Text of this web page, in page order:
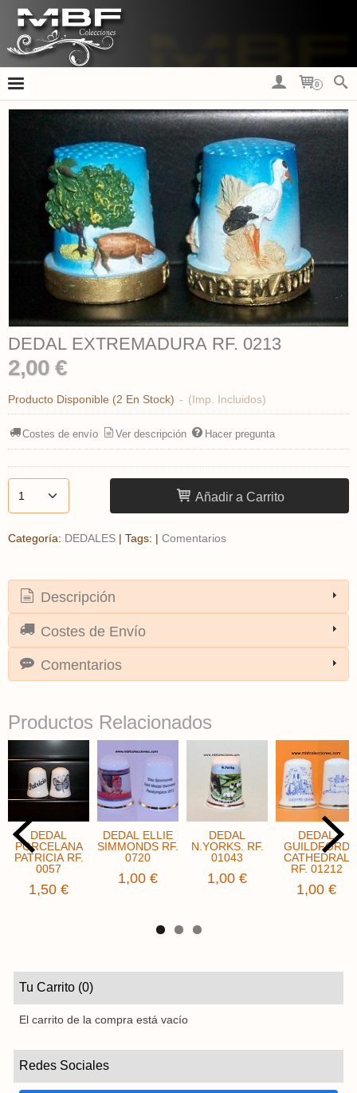
0
Tu Carrito (0)
El carrito de la compra está vacío
Redes Sociales
DEDAL EXTREMADURA RF. 0213
2,00 €
Producto Disponible (2 En Stock) - (Imp. Incluidos)
Costes de envío Ver descripción Hacer pregunta
Añadir a Carrito
Categoría: DEDALES | Tags: | Comentarios
Descripción
Costes de Envío
Comentarios
Productos Relacionados
DEDAL
PORCELANA
PATRICIA RF.
0057
1,50 €
DEDAL ELLIE
SIMMONDS RF.
0720
1,00 €
DEDAL
N.YORKS. RF.
01043
1,00 €
DEDAL
GUILDFORD
CATHEDRAL
RF. 01212
1,00 €